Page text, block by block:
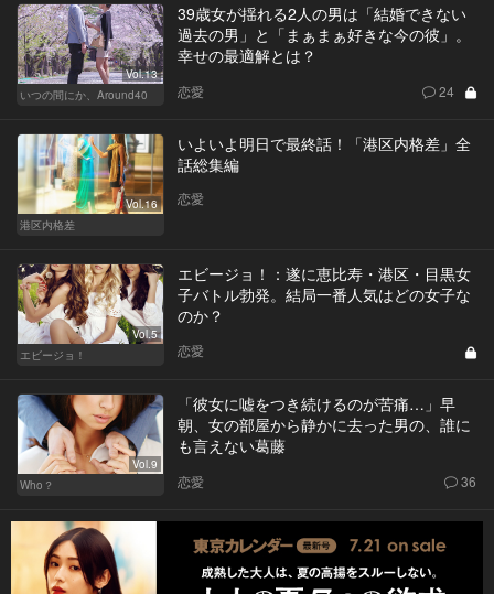
Vol.13
いつの間にか、Around40
39歳女が揺れる2人の男は「結婚できない
過去の男」と「まぁまぁ好きな今の彼」。
幸せの最適解とは？
恋愛 24
Vol.16
港区内格差
いよいよ明日で最終話！「港区内格差」全
話総集編
恋愛
Vol.5
エビージョ！
エビージョ！：遂に恵比寿・港区・目黒女
子バトル勃発。結局一番人気はどの女子な
のか？
恋愛
Vol.9
Who？
「彼女に嘘をつき続けるのが苦痛…」早
朝、女の部屋から静かに去った男の、誰に
も言えない葛藤
恋愛 36